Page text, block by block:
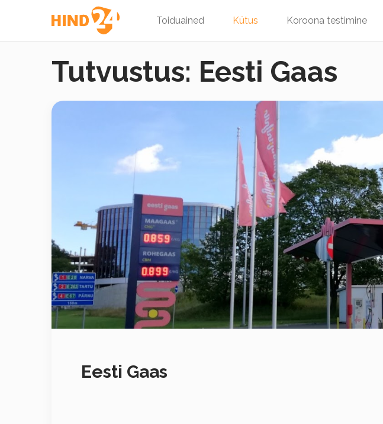
Toiduained Kütus Koroona testimine
Tutvustus: Eesti Gaas
Eesti Gaas